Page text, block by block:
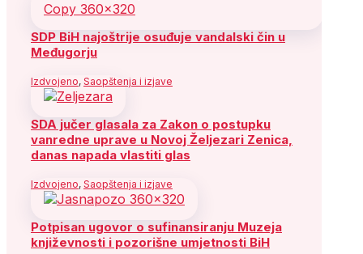
SDP BiH najoštrije osuđuje vandalski čin u
Međugorju
Izdvojeno, Saopštenja i izjave
SDA jučer glasala za Zakon o postupku
vanredne uprave u Novoj Željezari Zenica,
danas napada vlastiti glas
Izdvojeno, Saopštenja i izjave
Potpisan ugovor o sufinansiranju Muzeja
književnosti i pozorišne umjetnosti BiH